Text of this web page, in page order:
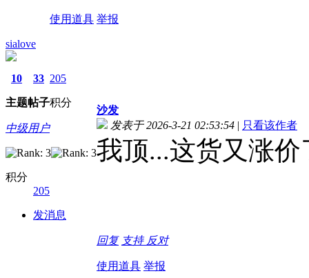
使用道具 举报
sialove
10
主题
33
帖子
205
积分
中级用户
积分
205
发消息
沙发
发表于 2026-3-21 02:53:54 | 只看该作者
我顶...这货又涨价
回复 支持 反对
使用道具 举报